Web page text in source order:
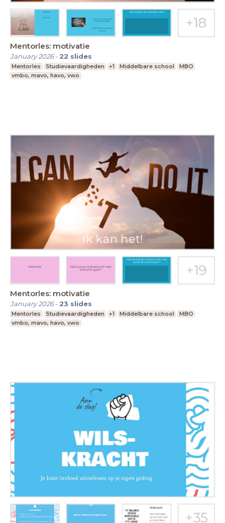
Mentorles: motivatie
January 2026- 22 slides
Mentorles Studievaardigheden +1 Middelbare school
MBO
vmbo, mavo, havo, vwo
Mentorles: motivatie
January 2026- 23 slides
Mentorles Studievaardigheden +1 Middelbare school
MBO
vmbo, mavo, havo, vwo